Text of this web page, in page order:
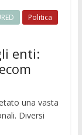
Politica
enti:
una vasta
Diversi